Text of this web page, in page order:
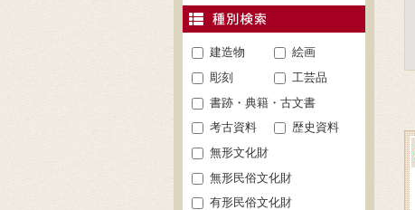
建造物
絵画
彫刻
工芸品
書跡・典籍・古文書
考古資料
歴史資料
無形文化財
無形民俗文化財
有形民俗文化財